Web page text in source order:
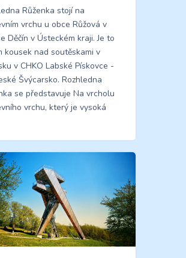
Růženka stojí na
vrchu u obce Růžová v
Děčín v Ústeckém kraji. Je to
kousek nad soutěskami v
v CHKO Labské Pískovce -
Švýcarsko. Rozhledna
se představuje Na vrcholu
vrchu, který je vysoká